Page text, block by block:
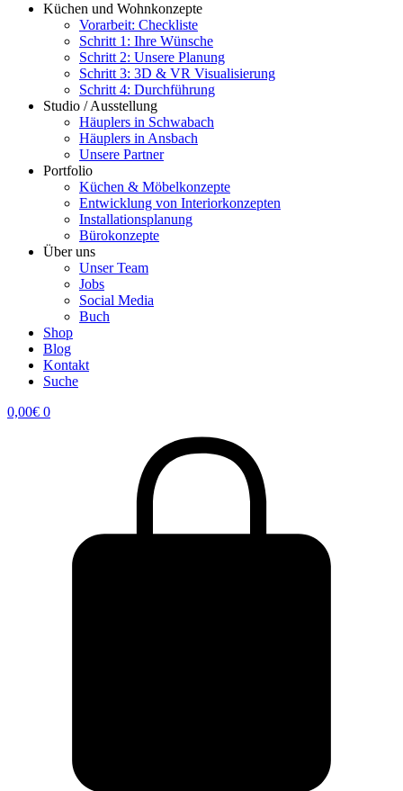
Küchen und Wohnkonzepte
Vorarbeit: Checkliste
Schritt 1: Ihre Wünsche
Schritt 2: Unsere Planung
Schritt 3: 3D & VR Visualisierung
Schritt 4: Durchführung
Studio / Ausstellung
Häuplers in Schwabach
Häuplers in Ansbach
Unsere Partner
Portfolio
Küchen & Möbelkonzepte
Entwicklung von Interiorkonzepten
Installationsplanung
Bürokonzepte
Über uns
Unser Team
Jobs
Social Media
Buch
Shop
Blog
Kontakt
Suche
0,00€ 0